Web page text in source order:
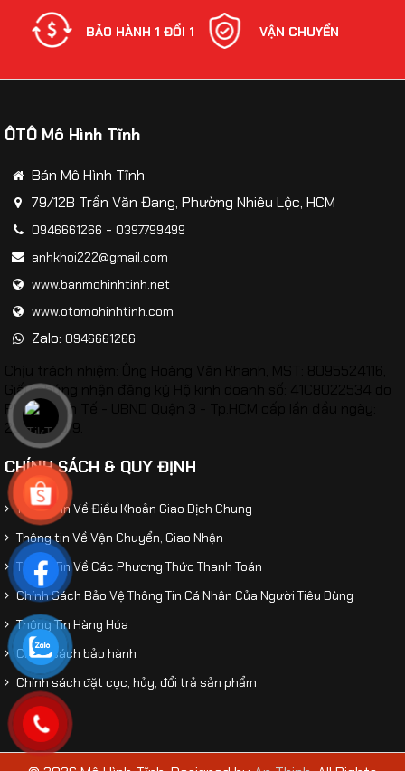
BẢO HÀNH 1 ĐỔI 1 VẬN CHUYỂN
ÔTÔ Mô Hình Tĩnh
Bán Mô Hình Tĩnh
79/12B Trần Văn Đang, Phường Nhiêu Lộc, HCM
0946661266 - 0397799499
anhkhoi222@gmail.com
www.banmohinhtinh.net
www.otomohinhtinh.com
Zalo: 0946661266
Giấy chứng nhận đăng ký Hộ kinh doanh số: 41C8022534 do
Phòng Kinh Tế - UBND Quận 3 - Tp.HCM cấp lần đầu ngày:
26/02/2019.
CHÍNH SÁCH & QUY ĐỊNH
Thông Tin Về Điều Khoản Giao Dịch Chung
Thông tin Về Vận Chuyển, Giao Nhận
Thông Tin Về Các Phương Thức Thanh Toán
Chính Sách Bảo Vệ Thông Tin Cá Nhân Của Người Tiêu Dùng
Thông Tin Hàng Hóa
Chính sách bảo hành
Chính sách đặt cọc, hủy, đổi trả sản phẩm